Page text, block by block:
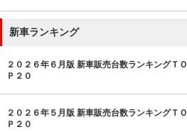
新車ランキング
２０２６年６月版 新車販売台数ランキングＴＯ
Ｐ２０
２０２６年５月版 新車販売台数ランキングＴＯ
Ｐ２０